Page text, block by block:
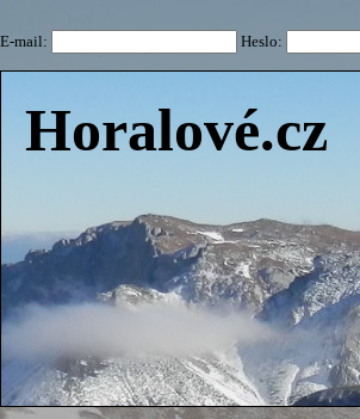
E-mail: Heslo:
Horalové.cz